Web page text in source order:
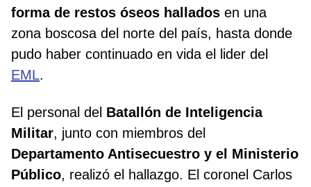
forma de restos óseos hallados en una
zona boscosa del norte del país, hasta donde
pudo haber continuado en vida el lider del
EML.
El personal del Batallón de Inteligencia
Militar, junto con miembros del
Departamento Antisecuestro y el Ministerio
Público, realizó el hallazgo. El coronel Carlos